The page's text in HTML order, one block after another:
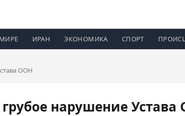
ИРАН ЭКОНОМИКА СПОРТ
ООН
нарушение Устава